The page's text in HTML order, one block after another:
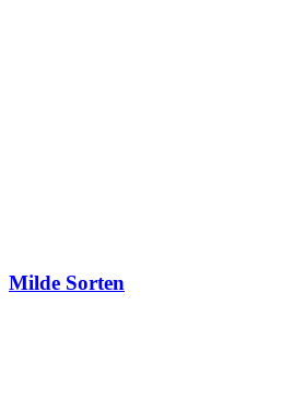
Milde Sorten